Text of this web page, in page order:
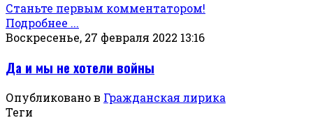
Станьте первым комментатором!
Подробнее ...
Воскресенье, 27 февраля 2022 13:16
Да и мы не хотели войны
Опубликовано в Гражданская лирика
Теги